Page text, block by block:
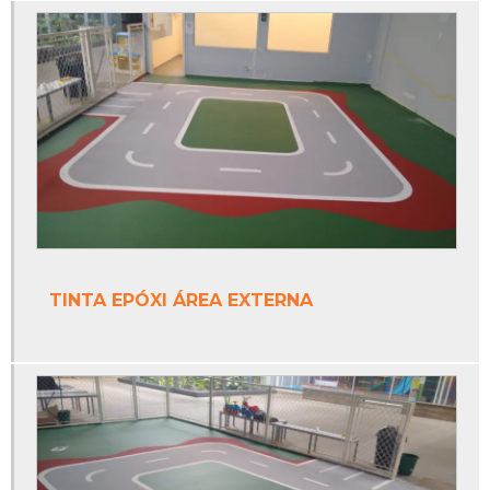
Onde vende trave de futsal
Piso monolítico
Piso monolítico antiderrapante
Piso monolítico área externa
Piso monolítico borracha
Piso monolítico emborrachado
Piso monolítico epóxi
Piso monolítico para playground
Piso para quadra poliesportiva
Poste de vôlei oficial
TINTA EPÓXI ÁREA EXTERNA